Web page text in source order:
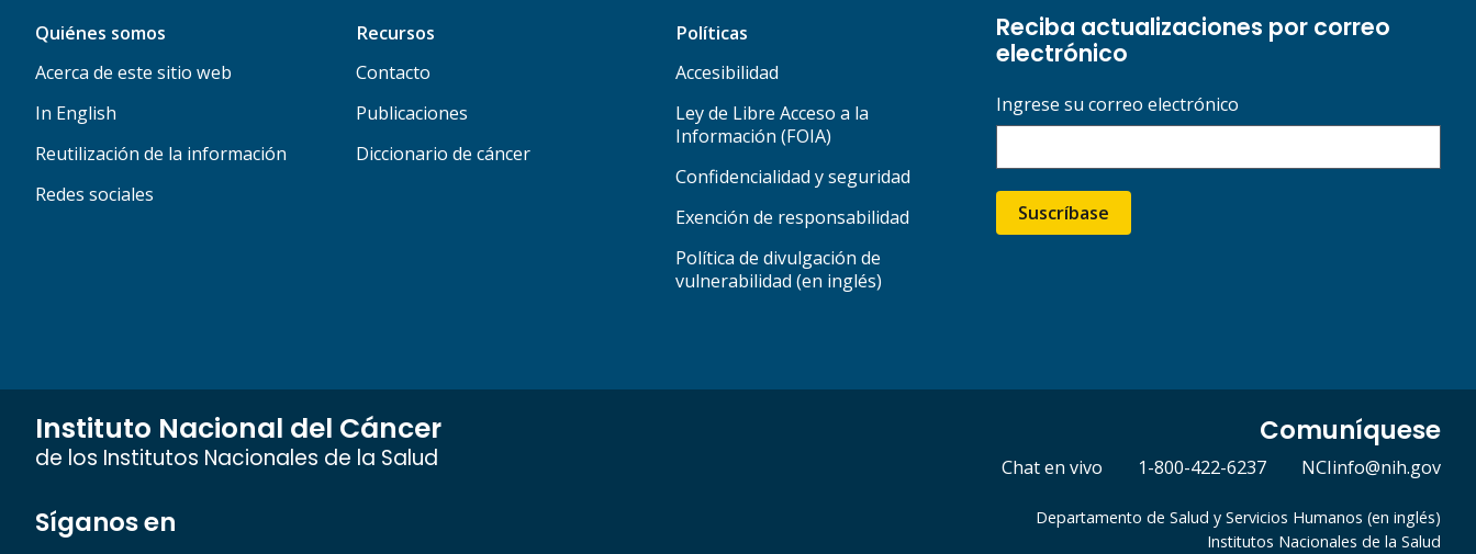
Quiénes somos
Acerca de este sitio web
In English
Reutilización de la información
Redes sociales
Recursos
Contacto
Publicaciones
Diccionario de cáncer
Políticas
Accesibilidad
Ley de Libre Acceso a la
Información (FOIA)
Confidencialidad y seguridad
Exención de responsabilidad
Política de divulgación de
vulnerabilidad (en inglés)
Reciba actualizaciones por correo
electrónico
Ingrese su correo electrónico
Suscríbase
Instituto Nacional del Cáncer
de los Institutos Nacionales de la Salud
Comuníquese
Chat en vivo 1-800-422-6237 NCIinfo@nih.gov
Síganos en
Departamento de Salud y Servicios Humanos (en inglés)
Institutos Nacionales de la Salud